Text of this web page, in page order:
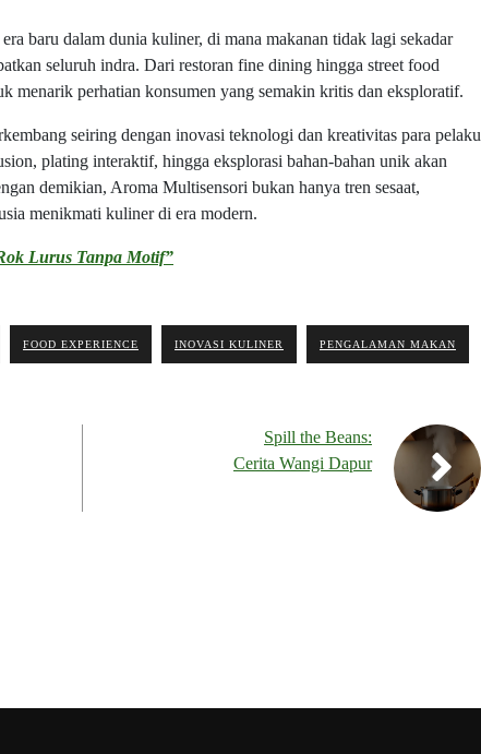
baru dalam dunia kuliner, di mana makanan tidak lagi sekadar
seluruh indra. Dari restoran fine dining hingga street food
menarik perhatian konsumen yang semakin kritis dan eksploratif.
seiring dengan inovasi teknologi dan kreativitas para pelaku
plating interaktif, hingga eksplorasi bahan-bahan unik akan
demikian, Aroma Multisensori bukan hanya tren sesaat,
menikmati kuliner di era modern.
Lurus Tanpa Motif”
FOOD EXPERIENCE INOVASI KULINER PENGALAMAN MAKAN
Spill the Beans:
Cerita Wangi Dapur